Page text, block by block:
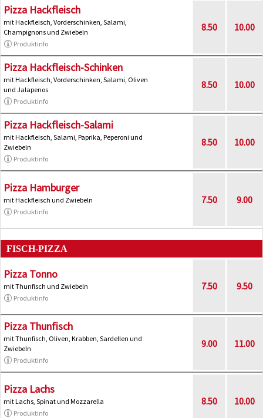
Pizza Hackfleisch
mit Hackfleisch, Vorderschinken, Salami,
Champignons und Zwiebeln
Produktinfo
8.50 10.00
Pizza Hackfleisch-Schinken
mit Hackfleisch, Vorderschinken, Salami, Oliven
und Jalapenos
Produktinfo
8.50 10.00
Pizza Hackfleisch-Salami
mit Hackfleisch, Salami, Paprika, Peperoni und
Zwiebeln
Produktinfo
8.50 10.00
Pizza Hamburger
mit Hackfleisch und Zwiebeln
Produktinfo
7.50 9.00
FISCH-PIZZA
Pizza Tonno
mit Thunfisch und Zwiebeln
Produktinfo
7.50 9.50
Pizza Thunfisch
mit Thunfisch, Oliven, Krabben, Sardellen und
Zwiebeln
Produktinfo
9.00 11.00
Pizza Lachs
mit Lachs, Spinat und Mozzarella
Produktinfo
8.50 10.00